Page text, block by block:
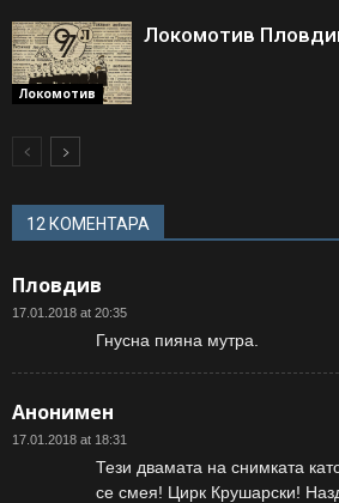
Локомотив
Локомотив
12 КОМЕНТАРА
Пловдив
17.01.2018 at 20:35
Гнусна пияна мутра.
Анонимен
17.01.2018 at 18:31
Тези двамата на снимката
се смея! Цирк Крушарски!